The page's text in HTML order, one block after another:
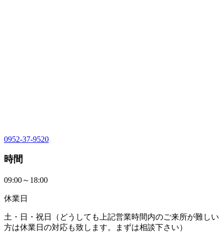
0952-37-9520
時間
09:00～18:00
休業日
土・日・祝日（どうしても上記営業時間内のご来所が難しい
方は休業日の対応も致します。まずは相談下さい）